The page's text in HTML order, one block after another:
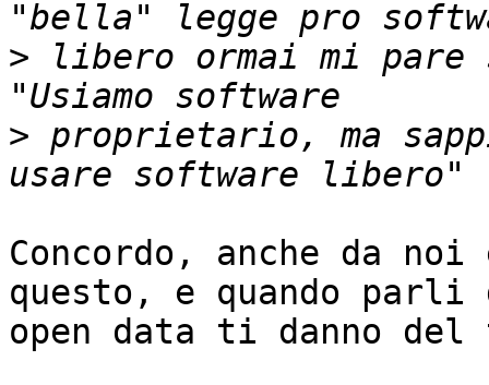
> libero ormai mi pare
> proprietario, ma
Concordo, anche da noi
questo, e quando parli
open data ti danno